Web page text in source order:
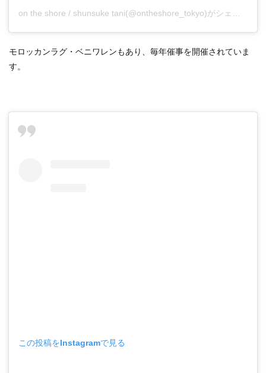
on the shore / shunsuke tani(@ontheshore_tokyo)がシェアした投稿
モロッカンラグ・ベニワレンもあり、毎年催事を開催されていま
す。
この投稿をInstagramで見る